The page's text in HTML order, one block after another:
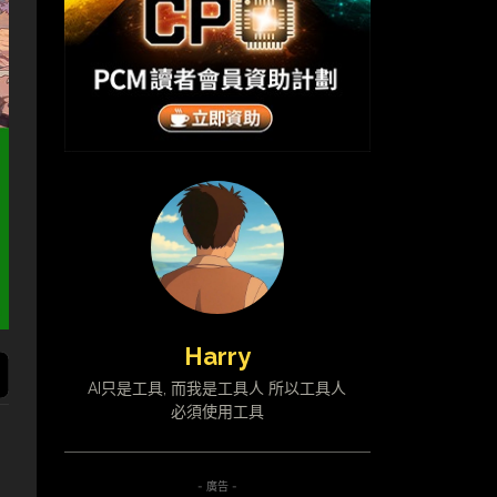
Harry
AI只是工具, 而我是工具人 所以工具人
必須使用工具
- 廣告 -